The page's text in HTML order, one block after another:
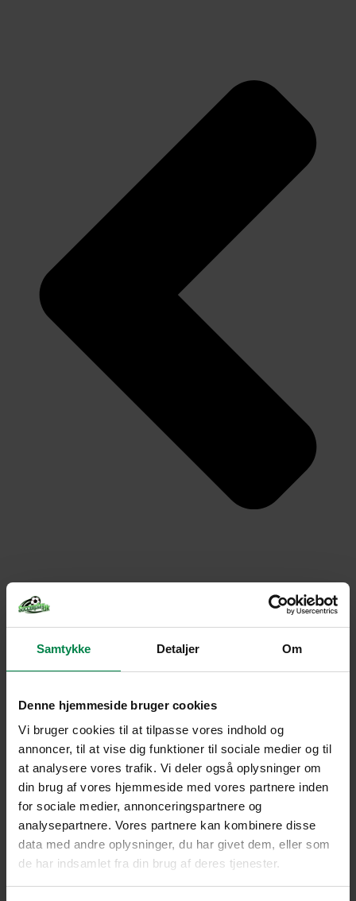
Samtykke Detaljer Om
Denne hjemmeside bruger cookies
Vi bruger cookies til at tilpasse vores indhold og
annoncer, til at vise dig funktioner til sociale medier og til
at analysere vores trafik. Vi deler også oplysninger om
din brug af vores hjemmeside med vores partnere inden
for sociale medier, annonceringspartnere og
analysepartnere. Vores partnere kan kombinere disse
data med andre oplysninger, du har givet dem, eller som
de har indsamlet fra din brug af deres tjenester.